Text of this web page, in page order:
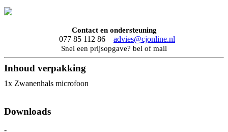
Contact en ondersteuning
077 85 112 86 advies@cjonline.nl
Snel een prijsopgave? bel of mail
Inhoud verpakking
1x Zwanenhals microfoon
Downloads
-